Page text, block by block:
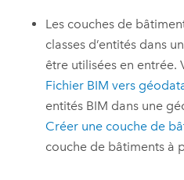
Les couches de
classes d’entités dans
être utilisées en entrée.
Fichier BIM vers
entités BIM dans une
Créer une couche de
couche de bâtiments à